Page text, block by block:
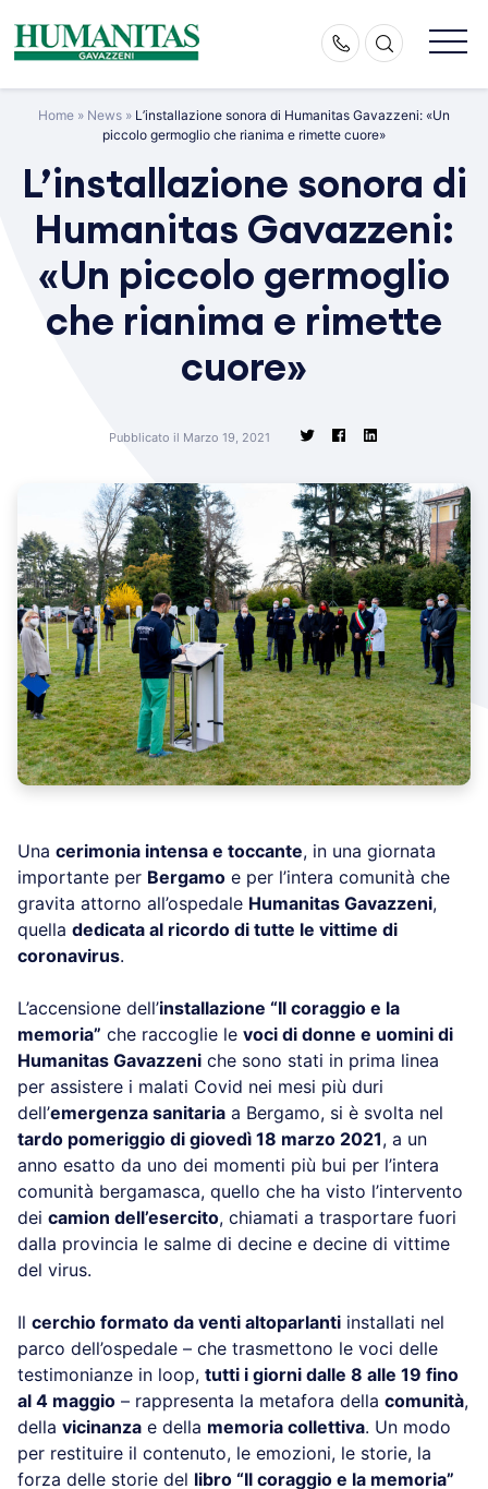
content
Home » News » L’installazione sonora di Humanitas Gavazzeni: «Un
piccolo germoglio che rianima e rimette cuore»
L’installazione sonora di
Humanitas Gavazzeni:
«Un piccolo germoglio
che rianima e rimette
cuore»
Pubblicato il Marzo 19, 2021
Una cerimonia intensa e toccante, in una giornata
importante per Bergamo e per l’intera comunità che
gravita attorno all’ospedale Humanitas Gavazzeni,
quella dedicata al ricordo di tutte le vittime di
coronavirus.
L’accensione dell’installazione “Il coraggio e la
memoria” che raccoglie le voci di donne e uomini di
Humanitas Gavazzeni che sono stati in prima linea
per assistere i malati Covid nei mesi più duri
dell’emergenza sanitaria a Bergamo, si è svolta nel
tardo pomeriggio di giovedì 18 marzo 2021, a un
anno esatto da uno dei momenti più bui per l’intera
comunità bergamasca, quello che ha visto l’intervento
dei camion dell’esercito, chiamati a trasportare fuori
dalla provincia le salme di decine e decine di vittime
del virus.
Il cerchio formato da venti altoparlanti installati nel
parco dell’ospedale – che trasmettono le voci delle
testimonianze in loop, tutti i giorni dalle 8 alle 19 fino
al 4 maggio – rappresenta la metafora della comunità,
della vicinanza e della memoria collettiva. Un modo
per restituire il contenuto, le emozioni, le storie, la
forza delle storie del libro “Il coraggio e la memoria”